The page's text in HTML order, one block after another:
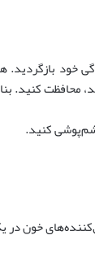
کنید.
کنید.
خون در